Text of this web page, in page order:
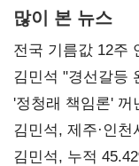
많이 본 뉴스
전국 기름값 12주
김민석 "경선갈등
사과부터"
'정청래 책임론'
때리기
김민석, 제주·인
탈환'(종합)
김민석, 누적